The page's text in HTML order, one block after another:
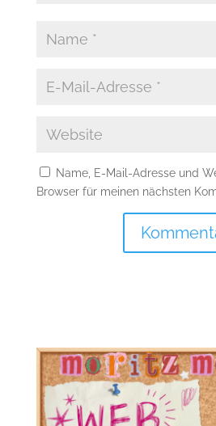
Name, E-Mail-Adresse und
Browser für meinen nächsten